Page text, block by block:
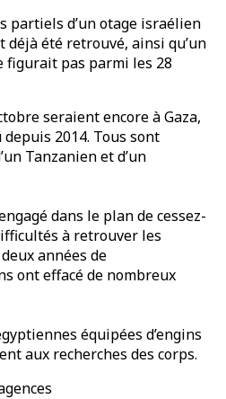
partiels d’un otage israélien
déjà été retrouvé, ainsi qu’un
figurait pas parmi les 28
seraient encore à Gaza,
2014. Tous sont
Tanzanien et d’un
dans le plan de cessez-
à retrouver les
années de
ont effacé de nombreux
équipées d’engins
aux recherches des corps.